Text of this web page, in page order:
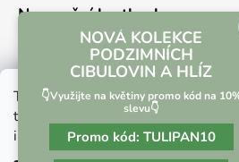
Tento web používá soubory
tohoto webu vyjadřujete souhlas s
informacízde.
Novoroční hrstkovka
Lehký bramborový salát s
kyselou okurkou
Vrácení zboží a reklamace
NOVÁ KOLEKCE
PODZIMNÍCH
CIBULOVIN A HLÍZ
👇Využijte na květiny promo kód na
slevu👇
Promo kód: TULIPAN10